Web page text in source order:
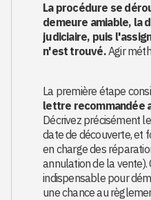
La procédure se
demeure amiable, la
judiciaire, puis
n'est trouvé.Agir
La première étape
lettre recommandée
Décrivez précisément
date de découverte, et
en charge des
annulation de la
indispensable pour
une chance au